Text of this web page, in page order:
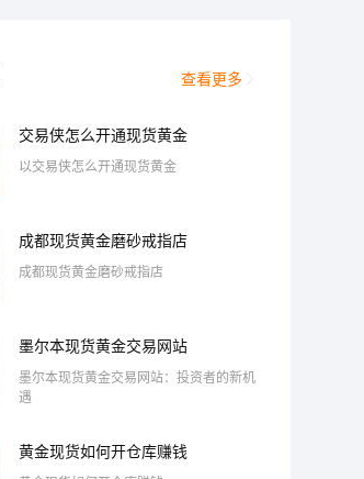
查看更多
交易侠怎么开通现货黄金
以交易侠怎么开通现货黄金
成都现货黄金磨砂戒指店
成都现货黄金磨砂戒指店
墨尔本现货黄金交易网站
墨尔本现货黄金交易网站：投资者的新机
遇
黄金现货如何开仓库赚钱